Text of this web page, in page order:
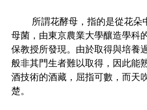
所謂花酵母，指的是從花朵
母菌，由東京農業大學釀造學
保教授所發現。由於取得與培養
般非其門生者難以取得，因此能
酒技術的酒藏，屈指可數，而天
楚。